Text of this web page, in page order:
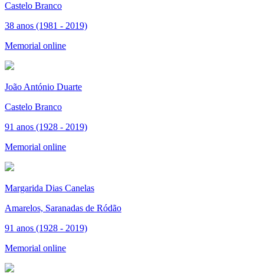
Castelo Branco
38 anos (1981 - 2019)
Memorial online
João António Duarte
Castelo Branco
91 anos (1928 - 2019)
Memorial online
Margarida Dias Canelas
Amarelos, Saranadas de Ródão
91 anos (1928 - 2019)
Memorial online